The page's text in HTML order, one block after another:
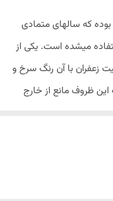
که سالهای متمادی
میشده است. یکی از
زعفران با آن رنگ سرخ و
ظروف مانع از خارج